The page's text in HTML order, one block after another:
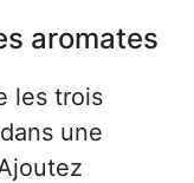
aromates
les trois
une